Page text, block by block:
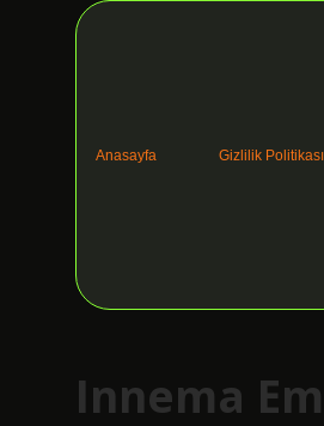
Anasayfa Gizlilik Politikası
Innema